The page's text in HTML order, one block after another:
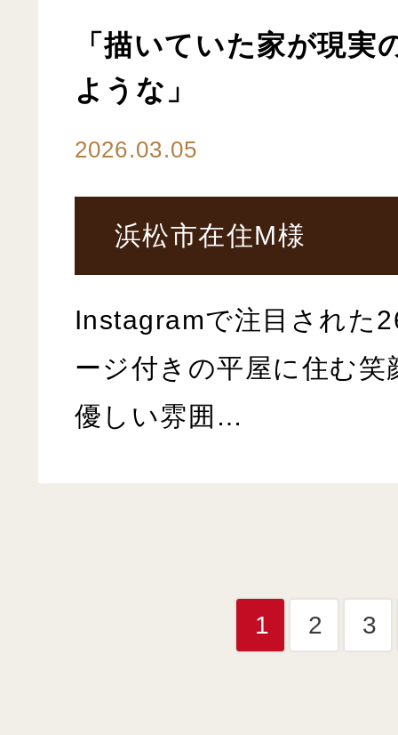
「描いていた家が現実
ような」
2026.03.05
浜松市在住M様
Instagramで注目された
ージ付きの平屋に住む笑
優しい雰囲…
1 2 3